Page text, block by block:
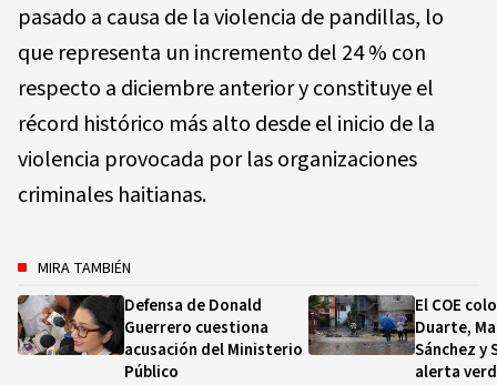
pasado a causa de la violencia de pandillas, lo
que representa un incremento del 24 % con
respecto a diciembre anterior y constituye el
récord histórico más alto desde el inicio de la
violencia provocada por las organizaciones
criminales haitianas.
MIRA TAMBIÉN
Defensa de Donald
Guerrero cuestiona
acusación del Ministerio
Público
El COE
Duarte,
Sánchez y
alerta